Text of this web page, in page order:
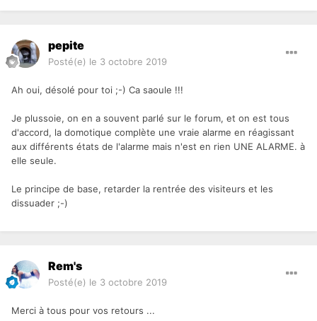
pepite
Posté(e) le 3 octobre 2019
Ah oui, désolé pour toi ;-) Ca saoule !!!
Je plussoie, on en a souvent parlé sur le forum, et on est tous
d'accord, la domotique complète une vraie alarme en réagissant
aux différents états de l'alarme mais n'est en rien UNE ALARME. à
elle seule.
Le principe de base, retarder la rentrée des visiteurs et les
dissuader ;-)
Rem's
Posté(e) le 3 octobre 2019
Merci à tous pour vos retours ...